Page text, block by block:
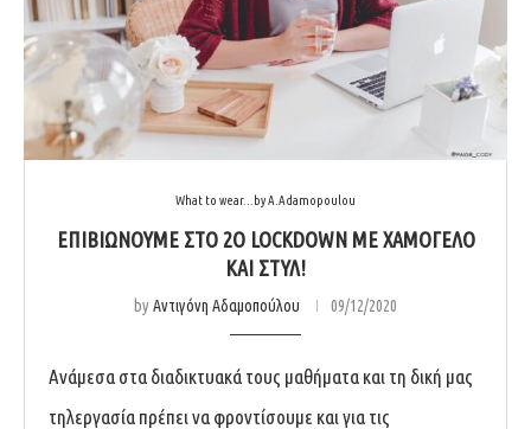
What to wear...by A.Adamopoulou
ΕΠΙΒΙΏΝΟΥΜΕ ΣΤΟ 2Ο LOCKDOWN ΜΕ ΧΑΜΌΓΕΛΟ
ΚΑΙ ΣΤΥΛ!
byΑντιγόνη Αδαμοπούλου 09/12/2020
Ανάμεσα στα διαδικτυακά τους μαθήματα και τη δική μας
τηλεργασία πρέπει να φροντίσουμε και για τις